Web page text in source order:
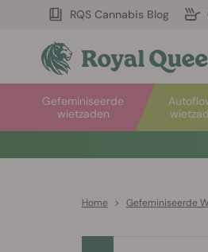
RQS Cannabis Blog
Gefeminiseerde
wietzaden
Home > Gefeminiseerde